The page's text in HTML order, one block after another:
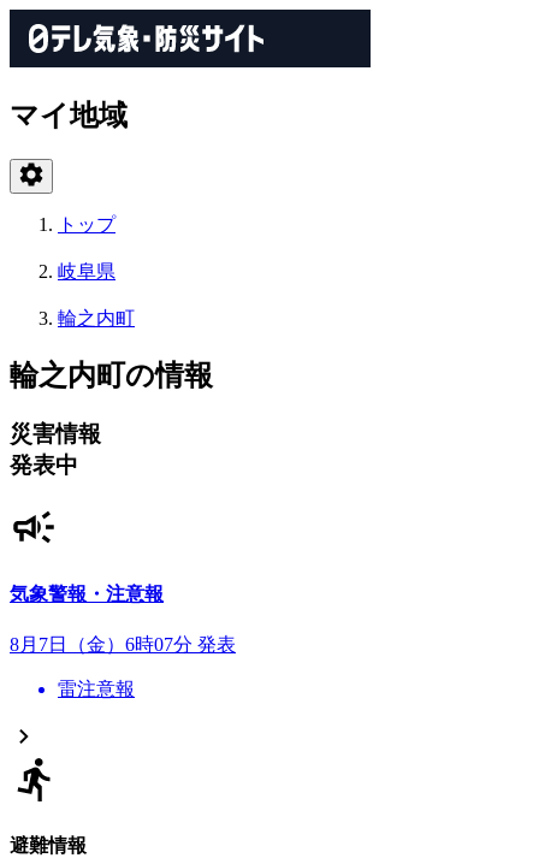
マイ地域
トップ
岐阜県
輪之内町
輪之内町の情報
災害情報
発表中
気象警報・注意報
8月7日（金）6時07分 発表
雷注意報
避難情報